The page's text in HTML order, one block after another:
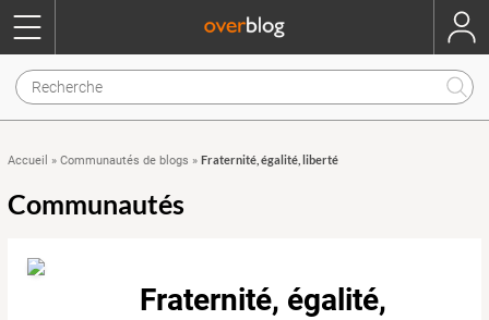
Accueil » Communautés de blogs » Fraternité, égalité, liberté
Communautés
Fraternité, égalité,